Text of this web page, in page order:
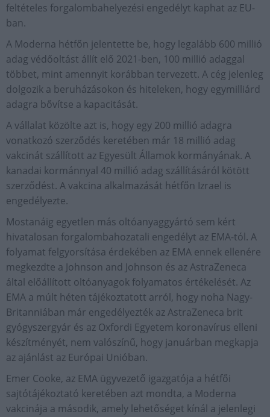
feltételes forgalombahelyezési engedélyt kaphat az EU-
ban.
A Moderna hétfőn jelentette be, hogy legalább 600 millió
adag védőoltást állít elő 2021-ben, 100 millió adaggal
többet, mint amennyit korábban tervezett. A cég jelenleg
dolgozik a beruházásokon és hiteleken, hogy egymilliárd
adagra bővítse a kapacitását.
A vállalat közölte azt is, hogy egy 200 millió adagra
vonatkozó szerződés keretében már 18 millió adag
vakcinát szállított az Egyesült Államok kormányának. A
kanadai kormánnyal 40 millió adag szállításáról kötött
szerződést. A vakcina alkalmazását hétfőn Izrael is
engedélyezte.
Mostanáig egyetlen más oltóanyaggyártó sem kért
hivatalosan forgalombahozatali engedélyt az EMA-tól. A
folyamat felgyorsítása érdekében az EMA ennek ellenére
megkezdte a Johnson and Johnson és az AstraZeneca
által előállított oltóanyagok folyamatos értékelését. Az
EMA a múlt héten tájékoztatott arról, hogy noha Nagy-
Britanniában már engedélyezték az AstraZeneca brit
gyógyszergyár és az Oxfordi Egyetem koronavírus elleni
készítményét, nem valószínű, hogy januárban megkapja
az ajánlást az Európai Unióban.
Emer Cooke, az EMA ügyvezető igazgatója a hétfői
sajtótájékoztató keretében azt mondta, a Moderna
vakcinája a második, amely lehetőséget kínál a jelenlegi